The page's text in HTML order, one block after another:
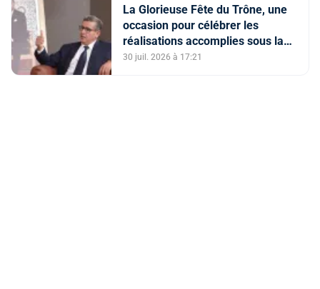
La Glorieuse Fête du Trône, une
occasion pour célébrer les
réalisations accomplies sous la
conduite de Sa Majesté le Roi (M.
30 juil. 2026 à 17:21